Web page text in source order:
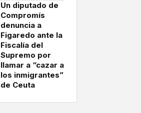
Un diputado de
Compromís
denuncia a
Figaredo ante la
Fiscalía del
Supremo por
llamar a “cazar a
los inmigrantes”
de Ceuta